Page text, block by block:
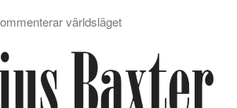
världsläget